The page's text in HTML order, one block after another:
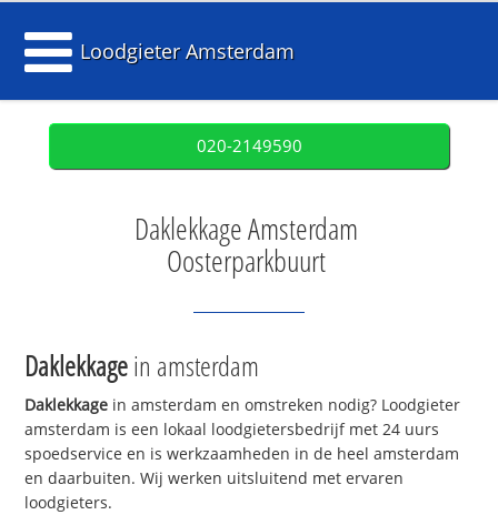
Loodgieter Amsterdam
020-2149590
Daklekkage Amsterdam
Oosterparkbuurt
Daklekkagein amsterdam
Daklekkage in amsterdam en omstreken nodig? Loodgieter
amsterdam is een lokaal loodgietersbedrijf met 24 uurs
spoedservice en is werkzaamheden in de heel amsterdam
en daarbuiten. Wij werken uitsluitend met ervaren
loodgieters.